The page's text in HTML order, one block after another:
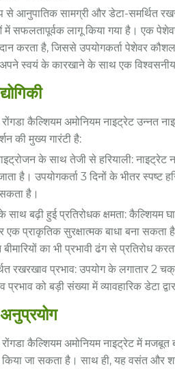
से आनुपातिक सामग्री और डेटा-समर्थित
में सफलतापूर्वक लागू किया गया है। एक
करता है, जिससे उपयोगकर्ता पेशेवर
स्वयं के कारखाने के साथ एक विश्वसनीय
कैल्शियम अमोनियम नाइट्रेट उन्नत
की मुख्य गारंटी है:
के साथ तेजी से हरियाली:
है। उपयोगकर्ता 3 दिनों के भीतर
है।
बढ़ी हुई प्रतिरोधक क्षमता: कैल्शियम
प्राकृतिक सुरक्षात्मक बाधा बना सकता
बीमारियों का भी प्रभावी ढंग से प्रतिरोध
रखरखाव प्रभाव: उपयोग के लगातार 2
को बड़ी संख्या में व्यावहारिक डेटा
कैल्शियम अमोनियम नाइट्रेट में
किया जा सकता है। साथ ही, यह वसंत और